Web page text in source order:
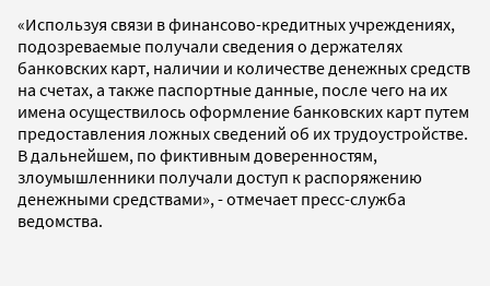
«Используя связи в финансово-кредитных учреждениях,
подозреваемые получали сведения о держателях
банковских карт, наличии и количестве денежных средств
на счетах, а также паспортные данные, после чего на их
имена осуществилось оформление банковских карт путем
предоставления ложных сведений об их трудоустройстве.
В дальнейшем, по фиктивным доверенностям,
злоумышленники получали доступ к распоряжению
денежными средствами», - отмечает пресс-служба
ведомства.